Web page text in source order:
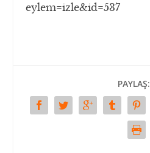
eylem=izle&id=537
PAYLAŞ: